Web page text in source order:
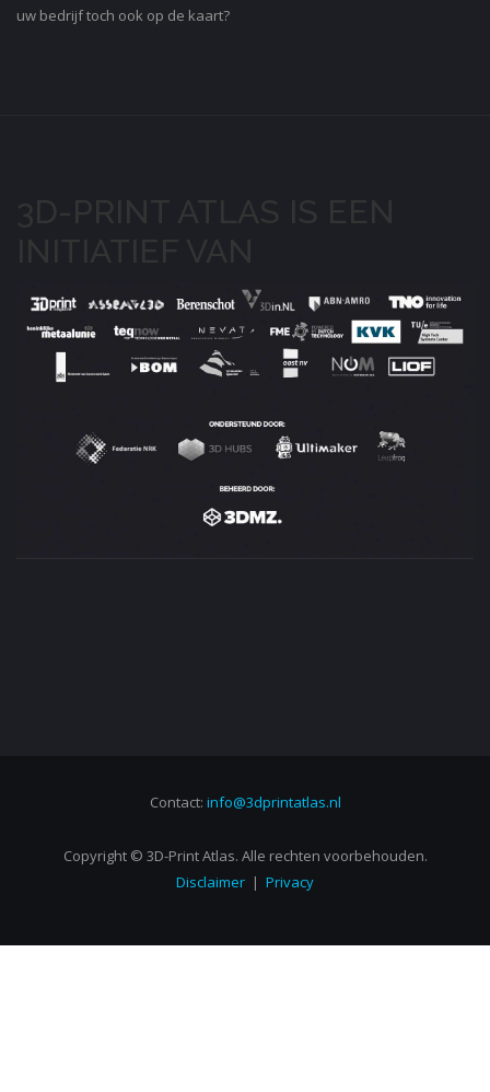
uw bedrijf toch ook op de kaart?
Contact: info@3dprintatlas.nl
Copyright © 3D-Print Atlas. Alle rechten voorbehouden.
Disclaimer | Privacy